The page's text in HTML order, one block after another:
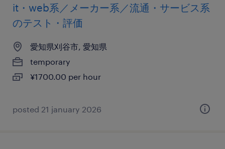
it・web系／メーカー系／流通・サービス系
のテスト・評価
愛知県刈谷市, 愛知県
temporary
¥1700.00 per hour
posted 21 january 2026